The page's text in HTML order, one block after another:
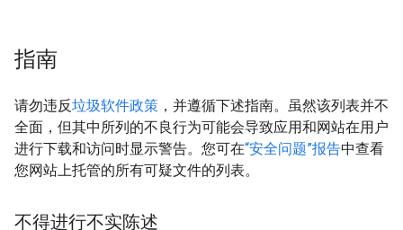
指南
请勿违反垃圾软件政策 ，并遵循下述指南。虽然该列表并不
全面，但其中所列的不良行为可能会导致应用和网站在用户
进行下载和访问时显示警告。您可在“安全问题”报告中查看
您网站上托管的所有可疑文件的列表。
不得进行不实陈述